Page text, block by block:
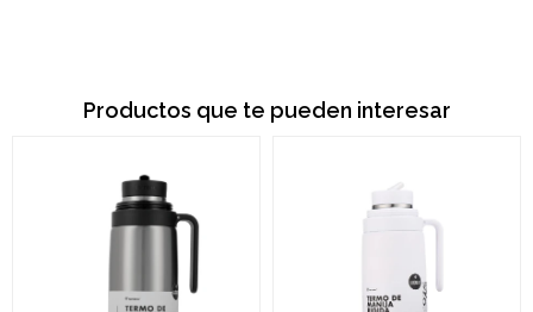
Productos que te pueden interesar